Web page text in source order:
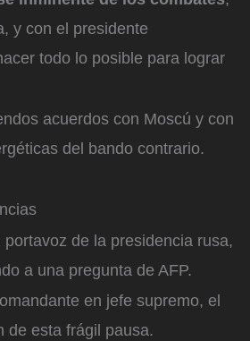
y con el presidente
todo lo posible para lograr
acuerdos con Moscú y con
del bando contrario.
de la presidencia rusa,
a una pregunta de AFP.
en jefe supremo, el
de esta frágil pausa.